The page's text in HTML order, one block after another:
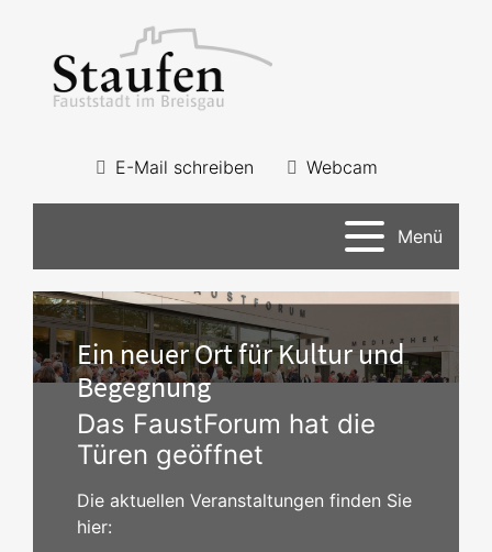
E-Mail schreiben Webcam
Menü
Ein neuer Ort für Kultur und
Begegnung
Das FaustForum hat die
Türen geöffnet
Die aktuellen Veranstaltungen finden Sie
hier: